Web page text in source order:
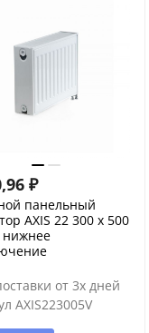
₽
панельный
AXIS 22 300 x 500
нижнее
от 3х дней
AXIS223005V